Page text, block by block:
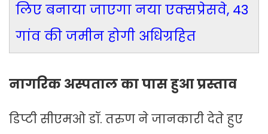
लिए बनाया जाएगा नया एक्सप्रेसवे, 43
गांव की जमीन होगी अधिग्रहित
नागरिक अस्पताल का पास हुआ प्रस्ताव
डिप्टी सीएमओ डॉ. तरुण ने जानकारी देते हुए